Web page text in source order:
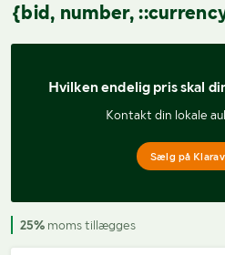
{bid, number,
Hvilken endelig pris skal
Kontakt din lokale
Sælg på
25% moms tillægges